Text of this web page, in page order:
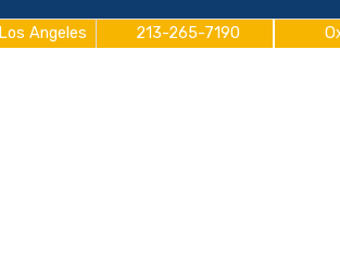
Los Angeles 213-265-7190